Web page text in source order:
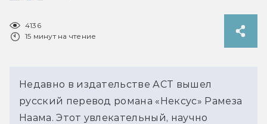
4136
15 минут на чтение
Недавно в издательстве АСТ вышел
русский перевод романа «Нексус» Рамеза
Наама. Этот увлекательный, научно